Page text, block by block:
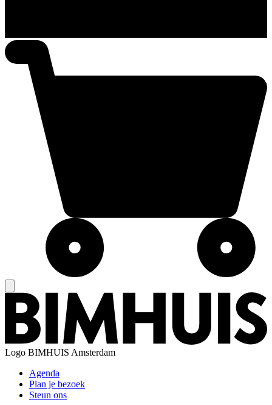
Logo BIMHUIS Amsterdam
Agenda
Plan je bezoek
Steun ons